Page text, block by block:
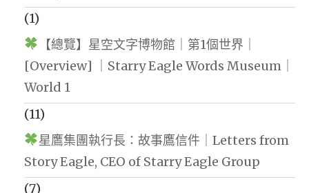
(1)
【總覽】星空文字博物館｜第1個世界｜
[Overview] ｜Starry Eagle Words Museum｜
World 1
(11)
星鷹集團執行長：故事鷹信件｜Letters from
Story Eagle, CEO of Starry Eagle Group
(7)